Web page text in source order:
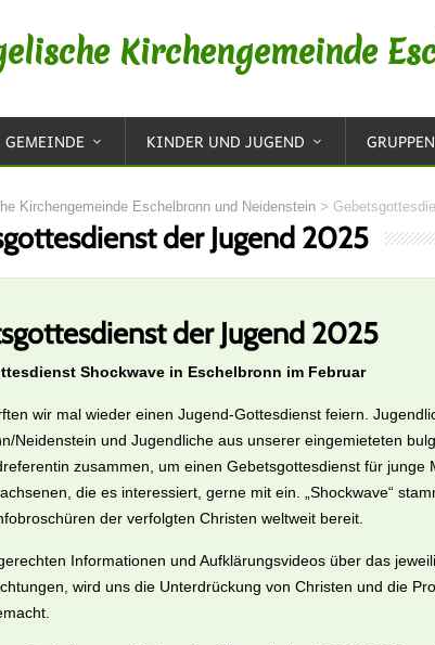
Kirchengemeinde
GEMEINDE KINDER UND JUGEND GRUPPEN
Kirchengemeinde Eschelbronn und Neidenstein >
der Jugend 2025
der Jugend 2025
Shockwave in Eschelbronn im Februar
wir mal wieder einen Jugend-Gottesdienst feiern.
Neidenstein und Jugendliche aus unserer eingemieteten
zusammen, um einen Gebetsgottesdienst für junge
die es interessiert, gerne mit ein. „Shockwave“
der verfolgten Christen weltweit bereit.
Informationen und Aufklärungsvideos über das
wird uns die Unterdrückung von Christen und die